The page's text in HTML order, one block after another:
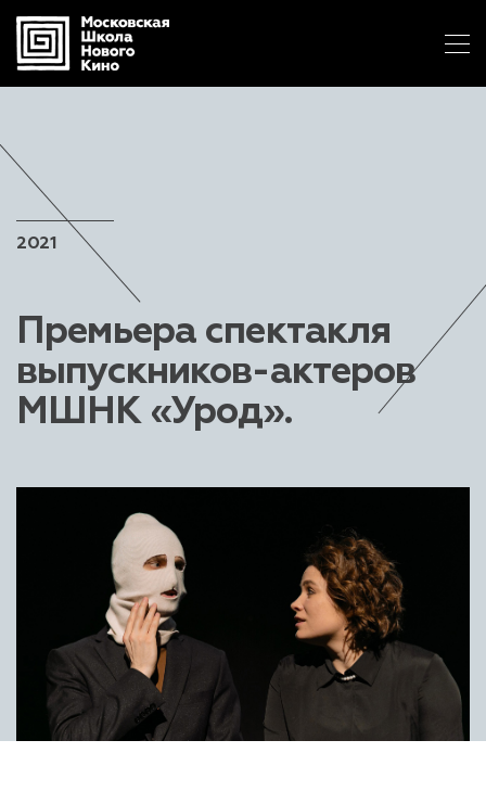
2021
Премьера спектакля
выпускников-актеров
МШНК «Урод».